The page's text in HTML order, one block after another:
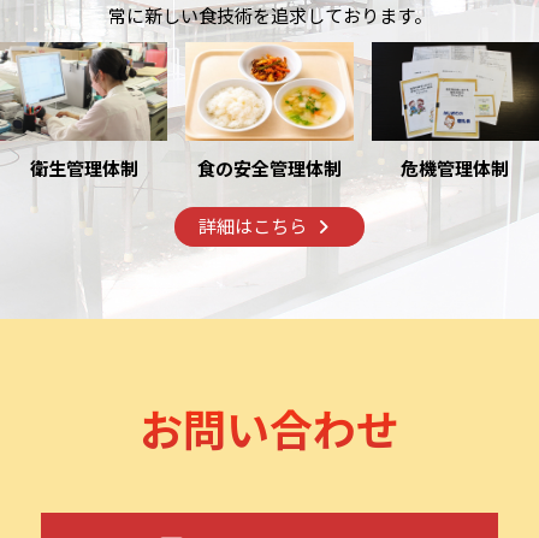
常に新しい食技術を追求しております。
衛生管理体制 食の安全管理体制 危機管理体制
詳細はこちら
お問い合わせ